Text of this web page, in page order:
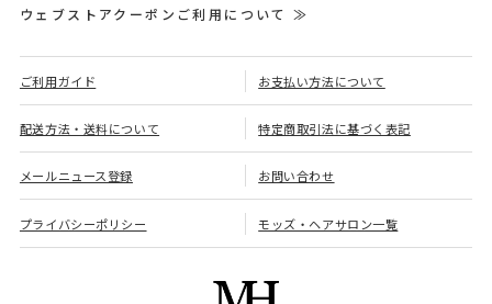
ウェブストアクーポンご利用について ≫
ご利用ガイド お支払い方法について
配送方法・送料について 特定商取引法に基づく表記
メールニュース登録 お問い合わせ
プライバシーポリシー モッズ・ヘアサロン一覧